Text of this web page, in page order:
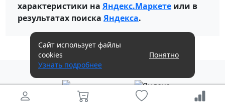
характеристики на Яндекс.Маркете или в
результатах поиска Яндекса.
Сайт использует файлы
cookies
Узнать подробнее
Понятно